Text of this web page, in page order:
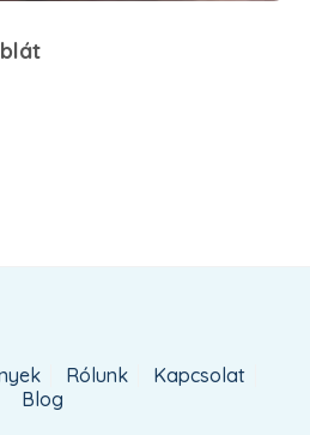
Rólunk
Kapcsolat
Blog